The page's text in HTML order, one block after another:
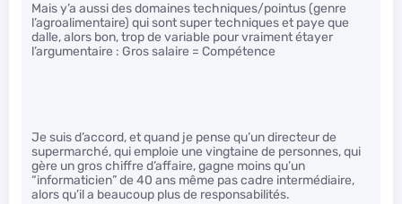
Mais y’a aussi des domaines techniques/pointus (genre
l’agroalimentaire) qui sont super techniques et paye que
dalle, alors bon, trop de variable pour vraiment étayer
l’argumentaire : Gros salaire = Compétence
Je suis d’accord, et quand je pense qu’un directeur de
supermarché, qui emploie une vingtaine de personnes, qui
gère un gros chiffre d’affaire, gagne moins qu’un
“informaticien” de 40 ans même pas cadre intermédiaire,
alors qu’il a beaucoup plus de responsabilités.